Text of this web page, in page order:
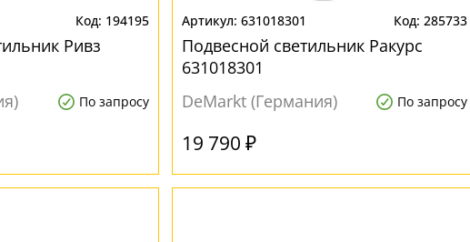
194195
Ривз
По запросу
631018301 285733
Подвесной светильник Ракурс
631018301
DeMarkt (Германия)
По запросу
19 790 ₽